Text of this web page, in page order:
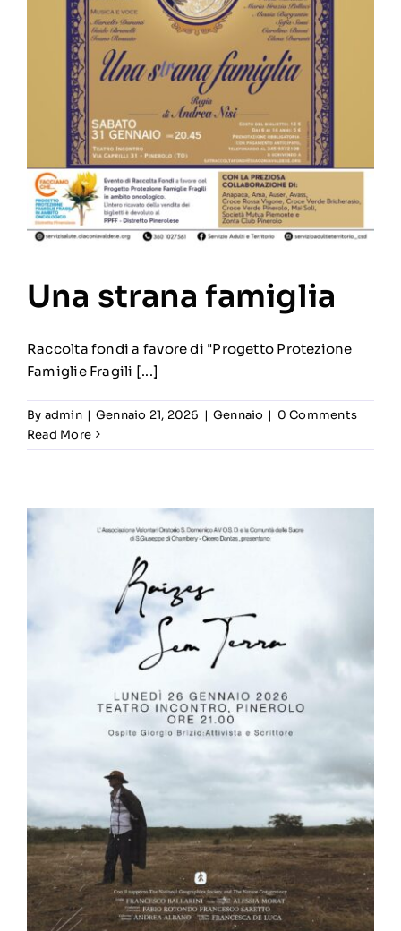
Una strana famiglia
Raccolta fondi a favore di "Progetto Protezione
Famiglie Fragili [...]
By admin | Gennaio 21, 2026 | Gennaio | 0 Comments
Read More